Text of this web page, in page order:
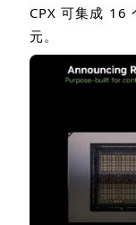
CPX可集成 16
元。